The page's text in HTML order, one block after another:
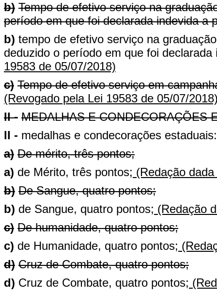
b) Tempo de efetivo serviço na
período em que foi declarada indevida a
b) tempo de efetivo serviço na
deduzido o período em que foi
19583 de 05/07/2018)
c) Tempo de efetivo serviço em
(Revogado pela Lei 19583 de 05/07/
II - MEDALHAS E CONDECORAÇÕES
II - medalhas e condecorações estaduais:
a) De mérito, três pontos;
a) de Mérito, três pontos; (Redação
b) De Sangue, quatro pontos;
b) de Sangue, quatro pontos; (Redação
c) De humanidade, quatro pontos;
c) de Humanidade, quatro pontos;
d) Cruz de Combate, quatro pontos;
d) Cruz de Combate, quatro pontos;